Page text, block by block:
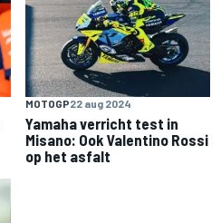
MOTOGP22 aug 2024
Yamaha verricht test in
Misano: Ook Valentino Rossi
op het asfalt